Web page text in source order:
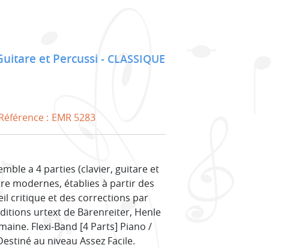
et Percussi CLASSIQUE
: EMR 5283
a 4 parties (clavier, guitare et
modernes, établies à partir des
critique et des corrections par
urtext de Bärenreiter, Henle
Flexi-Band [4 Parts] Piano /
au niveau Assez Facile.